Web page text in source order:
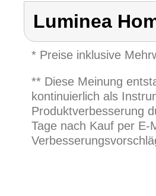
Luminea
* Preise inklusive
** Diese Meinung
kontinuierlich als
Produktverbesserung
Tage nach Kauf per E-